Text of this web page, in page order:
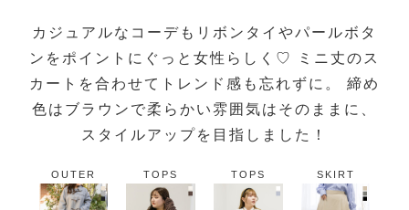
カジュアルなコーデもリボンタイやパールボタ
ンをポイントにぐっと女性らしく♡ ミニ丈のス
カートを合わせてトレンド感も忘れずに。 締め
色はブラウンで柔らかい雰囲気はそのままに、
スタイルアップを目指しました！
OUTER TOPS TOPS SKIRT